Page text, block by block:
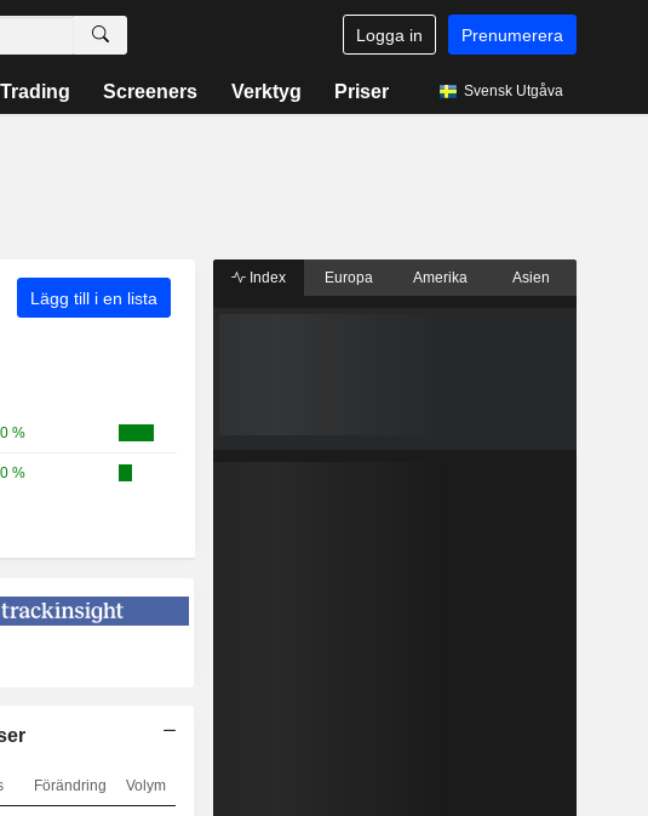
Logga in Prenumerera
Trading Screeners Verktyg Priser Svensk Utgåva
Lägg till i en lista
%
%
Förändring Volym
Index Europa Amerika Asien